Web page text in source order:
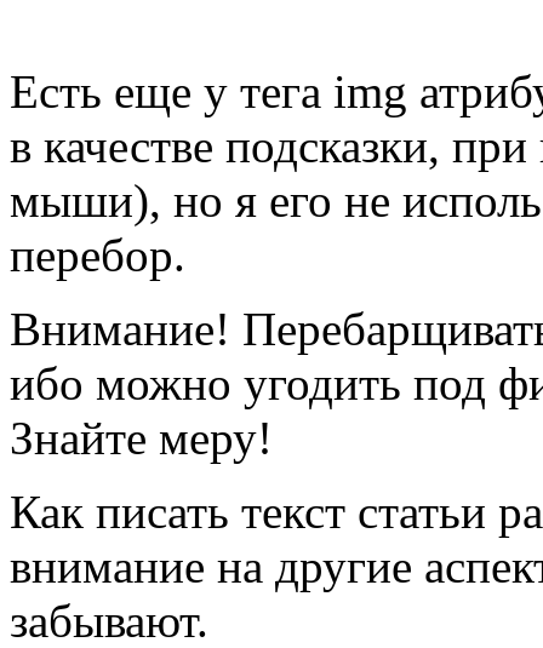
Есть еще у тега img
в качестве подсказки,
мыши), но я его не
перебор.
Внимание!
ибо можно угодить под
Знайте меру!
Как писать текст статьи
внимание на другие
забывают.